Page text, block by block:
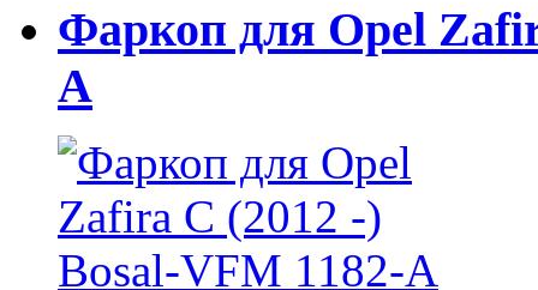
Фаркоп для Opel
A